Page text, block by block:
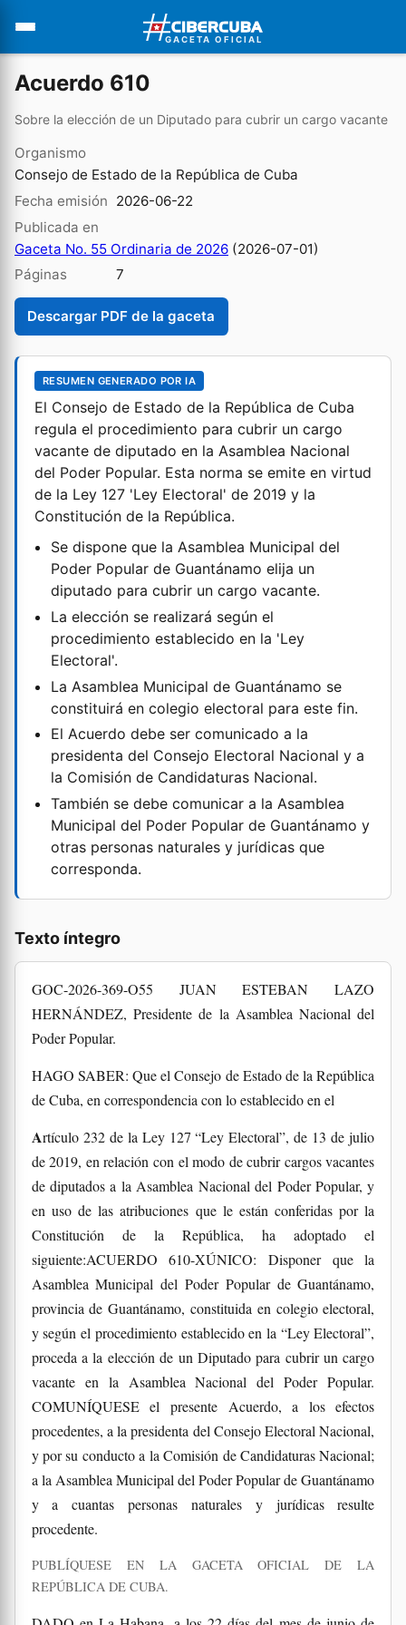
GACETA OFICIAL
Acuerdo 610
Sobre la elección de un Diputado para cubrir un cargo vacante
Organismo
Consejo de Estado de la República de Cuba
Fecha emisión 2026-06-22
Publicada en
Gaceta No. 55 Ordinaria de 2026 (2026-07-01)
Páginas
7
Descargar PDF de la gaceta
RESUMEN GENERADO POR IA
El Consejo de Estado de la República de Cuba
regula el procedimiento para cubrir un cargo
vacante de diputado en la Asamblea Nacional
del Poder Popular. Esta norma se emite en virtud
de la Ley 127 'Ley Electoral' de 2019 y la
Constitución de la República.
Se dispone que la Asamblea Municipal del
Poder Popular de Guantánamo elija un
diputado para cubrir un cargo vacante.
La elección se realizará según el
procedimiento establecido en la 'Ley
Electoral'.
La Asamblea Municipal de Guantánamo se
constituirá en colegio electoral para este fin.
El Acuerdo debe ser comunicado a la
presidenta del Consejo Electoral Nacional y a
la Comisión de Candidaturas Nacional.
También se debe comunicar a la Asamblea
Municipal del Poder Popular de Guantánamo y
otras personas naturales y jurídicas que
corresponda.
Texto íntegro
GOC-2026-369-O55 JUAN ESTEBAN LAZO
HERNÁNDEZ, Presidente de la Asamblea Nacional del
Poder Popular.
HAGO SABER: Que el Consejo de Estado de la República
de Cuba, en correspondencia con lo establecido en el
Artículo 232 de la Ley 127 “Ley Electoral”, de 13 de julio
de 2019, en relación con el modo de cubrir cargos vacantes
de diputados a la Asamblea Nacional del Poder Popular, y
en uso de las atribuciones que le están conferidas por la
Constitución de la República, ha adoptado el
siguiente:ACUERDO 610-XÚNICO: Disponer que la
Asamblea Municipal del Poder Popular de Guantánamo,
provincia de Guantánamo, constituida en colegio electoral,
y según el procedimiento establecido en la “Ley Electoral”,
proceda a la elección de un Diputado para cubrir un cargo
vacante en la Asamblea Nacional del Poder Popular.
COMUNÍQUESE el presente Acuerdo, a los efectos
procedentes, a la presidenta del Consejo Electoral Nacional,
y por su conducto a la Comisión de Candidaturas Nacional;
a la Asamblea Municipal del Poder Popular de Guantánamo
y a cuantas personas naturales y jurídicas resulte
procedente.
PUBLÍQUESE EN LA GACETA OFICIAL DE LA
REPÚBLICA DE CUBA.